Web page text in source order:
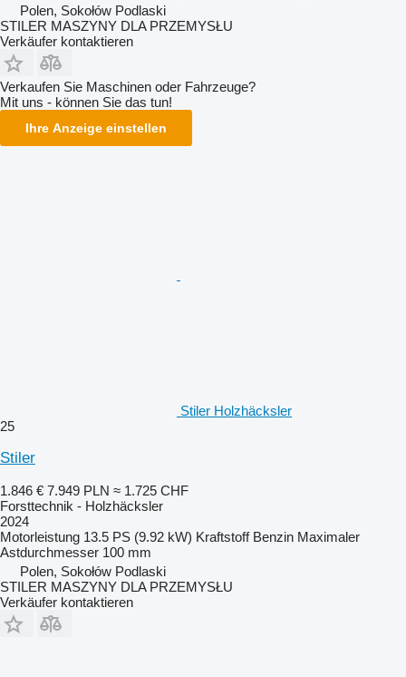
Polen, Sokołów Podlaski
STILER MASZYNY DLA PRZEMYSŁU
Verkäufer kontaktieren
Verkaufen Sie Maschinen oder Fahrzeuge?
Mit uns - können Sie das tun!
Ihre Anzeige einstellen
Stiler Holzhäcksler
25
Stiler
1.846 € 7.949 PLN ≈ 1.725 CHF
Forsttechnik - Holzhäcksler
2024
Motorleistung 13.5 PS (9.92 kW) Kraftstoff Benzin Maximaler
Astdurchmesser 100 mm
Polen, Sokołów Podlaski
STILER MASZYNY DLA PRZEMYSŁU
Verkäufer kontaktieren